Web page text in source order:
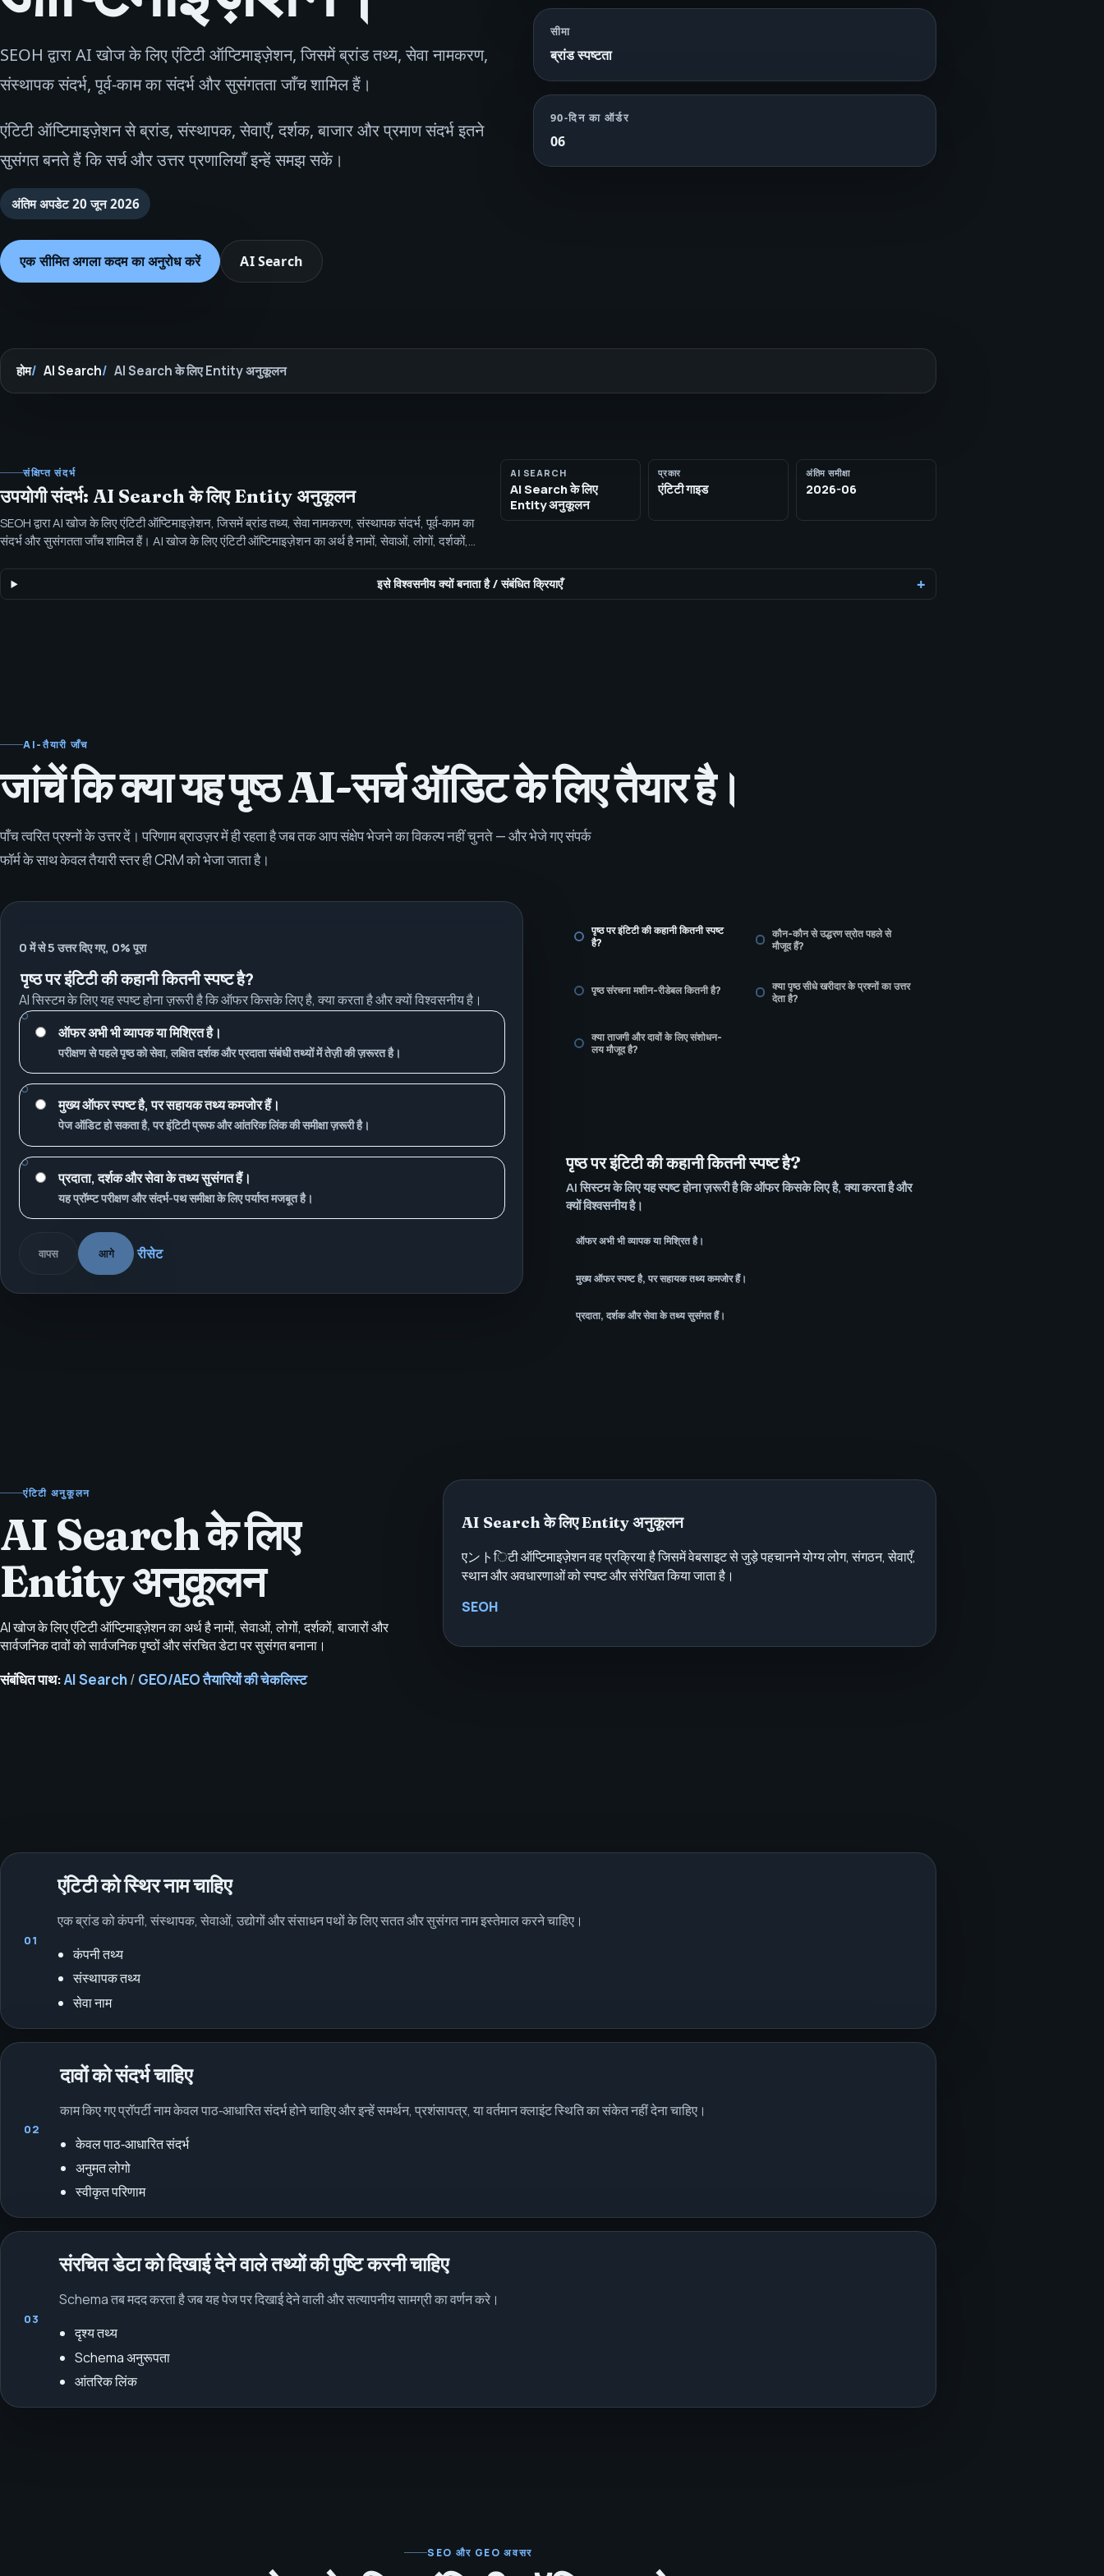
SEOH द्वारा AI खोज के लिए एंटिटी ऑप्टिमाइज़ेशन, जिसमें ब्रांड तथ्य, सेवा नामकरण,
संस्थापक संदर्भ, पूर्व‑काम का संदर्भ और सुसंगतता जाँच शामिल हैं।
एंटिटी ऑप्टिमाइज़ेशन से ब्रांड, संस्थापक, सेवाएँ, दर्शक, बाजार और प्रमाण संदर्भ इतने
सुसंगत बनते हैं कि सर्च और उत्तर प्रणालियाँ इन्हें समझ सकें।
अंतिम अपडेट 20 जून 2026
एक सीमित अगला कदम का अनुरोध करें AI Search
सीमा
ब्रांड स्पष्टता
90‑दिन का ऑर्डर
06
होम AI Search AI Search के लिए Entity अनुकूलन
संक्षिप्त संदर्भ
उपयोगी संदर्भ: AI Search के लिए Entity अनुकूलन
SEOH द्वारा AI खोज के लिए एंटिटी ऑप्टिमाइज़ेशन, जिसमें ब्रांड तथ्य, सेवा नामकरण, संस्थापक संदर्भ, पूर्व‑काम का
संदर्भ और सुसंगतता जाँच शामिल हैं। AI खोज के लिए एंटिटी ऑप्टिमाइज़ेशन का अर्थ है नामों, सेवाओं, लोगों, दर्शकों,
AI SEARCH
AI Search के लिए
Entity अनुकूलन
प्रकार
एंटिटी गाइड
अंतिम समीक्षा
2026-06
इसे विश्वसनीय क्यों बनाता है/संबंधित क्रियाएँ
AI-तैयारी जाँच
जांचें कि क्या यह पृष्ठ AI-सर्च ऑडिट के लिए तैयार है।
पाँच त्वरित प्रश्नों के उत्तर दें। परिणाम ब्राउज़र में ही रहता है जब तक आप संक्षेप भेजने का विकल्प नहीं चुनते — और भेजे गए संपर्क
फॉर्म के साथ केवल तैयारी स्तर ही CRM को भेजा जाता है।
0 में से 5 उत्तर दिए गए, 0% पूरा
पृष्ठ पर इंटिटी की कहानी कितनी स्पष्ट है?
AI सिस्टम के लिए यह स्पष्ट होना ज़रूरी है कि ऑफर किसके लिए है, क्या करता है और क्यों विश्वसनीय है।
ऑफर अभी भी व्यापक या मिश्रित है।
परीक्षण से पहले पृष्ठ को सेवा, लक्षित दर्शक और प्रदाता संबंधी तथ्यों में तेज़ी की ज़रूरत है।
मुख्य ऑफर स्पष्ट है, पर सहायक तथ्य कमजोर हैं।
पेज ऑडिट हो सकता है, पर इंटिटी प्रूफ और आंतरिक लिंक की समीक्षा ज़रूरी है।
प्रदाता, दर्शक और सेवा के तथ्य सुसंगत हैं।
यह प्रॉम्प्ट परीक्षण और संदर्भ-पथ समीक्षा के लिए पर्याप्त मजबूत है।
वापस आगे रीसेट
पृष्ठ पर इंटिटी की कहानी कितनी स्पष्ट
है?
कौन-कौन से उद्धरण स्रोत पहले से
मौजूद हैं?
पृष्ठ संरचना मशीन-रीडेबल कितनी है?
क्या पृष्ठ सीधे खरीदार के प्रश्नों का उत्तर
देता है?
क्या ताजगी और दावों के लिए संशोधन-
लय मौजूद है?
पृष्ठ पर इंटिटी की कहानी कितनी स्पष्ट है?
AI सिस्टम के लिए यह स्पष्ट होना ज़रूरी है कि ऑफर किसके लिए है, क्या करता है और
क्यों विश्वसनीय है।
ऑफर अभी भी व्यापक या मिश्रित है।
मुख्य ऑफर स्पष्ट है, पर सहायक तथ्य कमजोर हैं।
प्रदाता, दर्शक और सेवा के तथ्य सुसंगत हैं।
एंटिटी अनुकूलन
AI Search के लिए
Entity अनुकूलन
AI खोज के लिए एंटिटी ऑप्टिमाइज़ेशन का अर्थ है नामों, सेवाओं, लोगों, दर्शकों, बाजारों और
सार्वजनिक दावों को सार्वजनिक पृष्ठों और संरचित डेटा पर सुसंगत बनाना।
संबंधित पाथ:AI Search/ GEO/AEO तैयारियों की चेकलिस्ट
AI Search के लिए Entity अनुकूलन
एントिटी ऑप्टिमाइज़ेशन वह प्रक्रिया है जिसमें वेबसाइट से जुड़े पहचानने योग्य लोग, संगठन, सेवाएँ,
स्थान और अवधारणाओं को स्पष्ट और संरेखित किया जाता है।
SEOH
01
एंटिटी को स्थिर नाम चाहिए
एक ब्रांड को कंपनी, संस्थापक, सेवाओं, उद्योगों और संसाधन पथों के लिए सतत और सुसंगत नाम इस्तेमाल करने चाहिए।
कंपनी तथ्य
संस्थापक तथ्य
सेवा नाम
02
दावों को संदर्भ चाहिए
काम किए गए प्रॉपर्टी नाम केवल पाठ‑आधारित संदर्भ होने चाहिए और इन्हें समर्थन, प्रशंसापत्र, या वर्तमान क्लाइंट स्थिति का संकेत नहीं देना चाहिए।
केवल पाठ‑आधारित संदर्भ
अनुमत लोगो
स्वीकृत परिणाम
03
संरचित डेटा को दिखाई देने वाले तथ्यों की पुष्टि करनी चाहिए
Schema तब मदद करता है जब यह पेज पर दिखाई देने वाली और सत्यापनीय सामग्री का वर्णन करे।
दृश्य तथ्य
Schema अनुरूपता
आंतरिक लिंक
SEO और GEO अवसर